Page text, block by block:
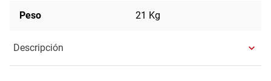
Peso 21 Kg
Descripción